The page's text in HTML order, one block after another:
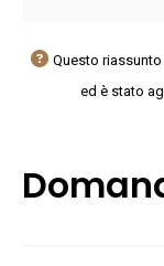
Questo
ed è stato